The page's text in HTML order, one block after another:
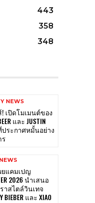
443
358
348
NEWS
เปิดโมเมนต์ของ
และ JUSTIN
ที่ประกาศหมั้นอย่าง
ยแคมเปญ
2026 นำเสนอ
าสไตล์วินเทจ
BIEBER และ XIAO